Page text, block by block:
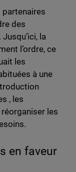
partenaires
des
la
l’ordre, ce
les
à une
, les
les
en faveur